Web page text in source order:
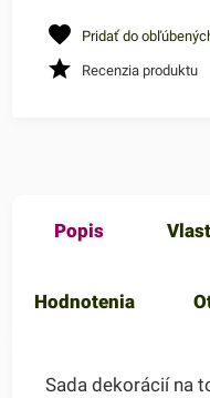
Pridať do
Recenzia produktu
Popis
Hodnotenia
Sada dekorácií na